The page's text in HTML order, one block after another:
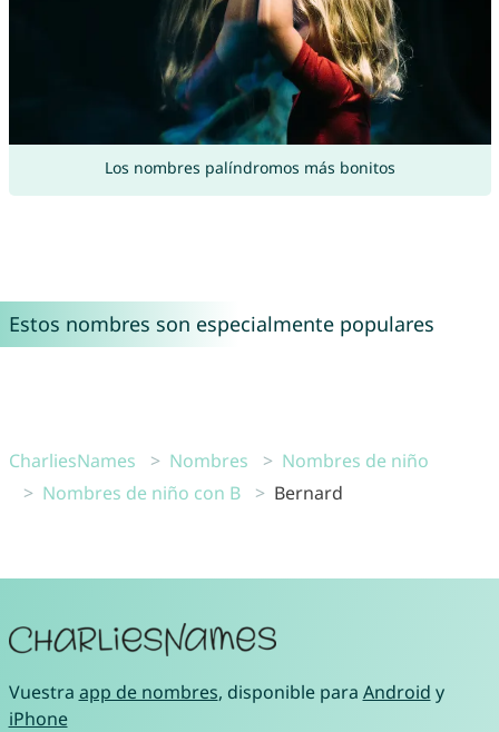
Los nombres palíndromos más bonitos
Estos nombres son especialmente populares
CharliesNames Nombres
Nombres de niño
Nombres de niño con B
Bernard
Vuestra app de nombres, disponible para Android y
iPhone